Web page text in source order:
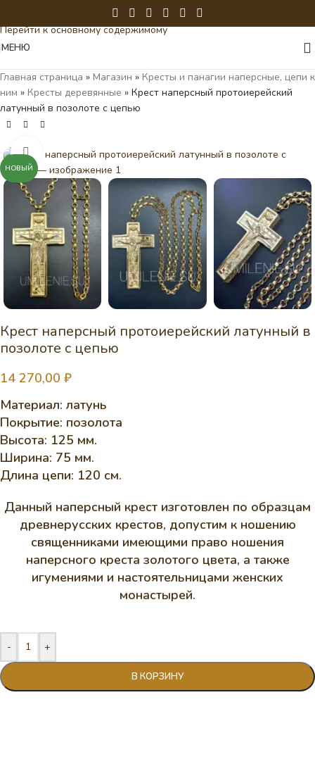
Перейти к основному содержимому
МЕНЮ
Главная страница » Магазин » Кресты и панагии наперсные, цепи к
ним » Кресты деревянные » Крест наперсный протоиерейский
латунный в позолоте с цепью
НОВЫЙ
Нажмите, чтобы увеличить
Крест наперсный протоиерейский латунный в
позолоте с цепью
14 270,00 ₽
Материал: латунь
Покрытие: позолота
Высота: 125 мм.
Ширина: 75 мм.
Длина цепи: 120 см.
Данный наперсный крест изготовлен по образцам
древнерусских крестов, допустим к ношению
священниками имеющими право ношения
наперсного креста золотого цвета, а также
игумениями и настоятельницами женских
монастырей.
- +
В КОРЗИНУ